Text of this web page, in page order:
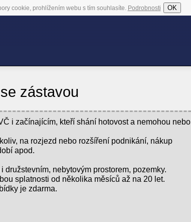
cookie, prohlížením webu s tím souhlasíte. Podrobnosti OK
zástavou
i začínajícím, kteří shání hotovost a nemohou nebo
na rozjezd nebo rozšíření podnikání, nákup
apod.
nebytovým prostorem, pozemky.
splatnosti od několika měsíců až na 20 let.
je zdarma.